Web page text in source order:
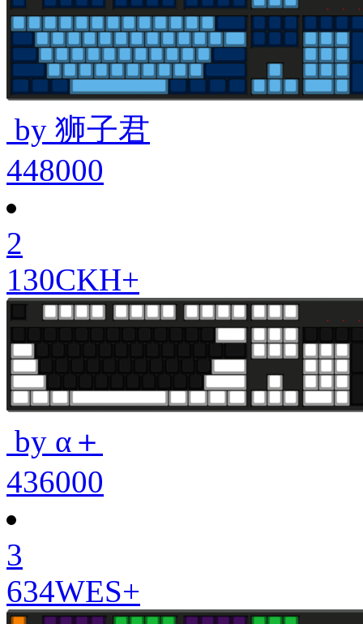
by 狮子君
448000
2
130CKH+
by α＋
436000
3
634WES+